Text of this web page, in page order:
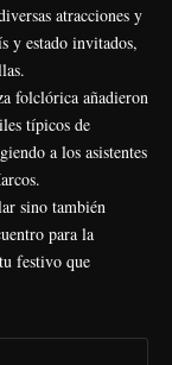
atracciones y
y estado invitados,
folclórica añadieron
típicos de
a los asistentes
sino también
para la
festivo que